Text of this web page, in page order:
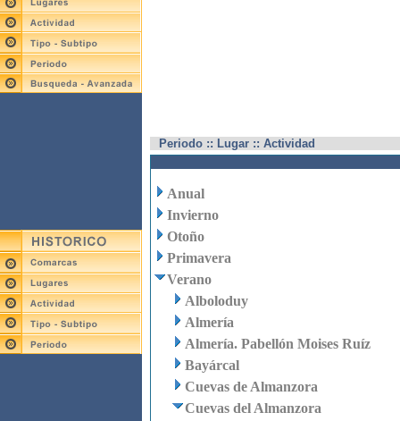
Periodo :: Lugar :: Actividad
Anual
Invierno
Otoño
Primavera
Verano
Alboloduy
Almería
Almería. Pabellón Moises Ruíz
Bayárcal
Cuevas de Almanzora
Cuevas del Almanzora